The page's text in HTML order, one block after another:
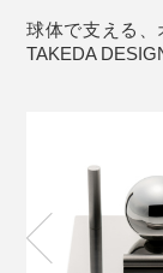
円柱のバーは
で、端面が「
特に、球体は
う話にはびっ
さすがは世界
球体で支える、
TAKEDA